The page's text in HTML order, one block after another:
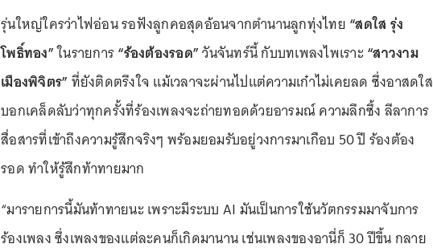
รุ่นใหญ่ใครว่าไฟอ่อน รอฟังลูกคอสุดอ้อนจากตำนานลูกทุ่งไทย “สดใส รุ่ง
โพธิ์ทอง”ในรายการ“ร้องต้องรอด”วันจันทร์นี้ กับบทเพลงไพเราะ“สาวงาม
เมืองพิจิตร” ที่ยังติดตรึงใจ แม้เวลาจะผ่านไปแต่ความเก๋าไม่เคยลด ซึ่งอาสดใส
บอกเคล็ดลับว่าทุกครั้งที่ร้องเพลงจะถ่ายทอดด้วยอารมณ์ ความลึกซึ้ง ลีลาการ
สื่อสารที่เข้าถึงความรู้สึกจริงๆ พร้อมยอมรับอยู่วงการมาเกือบ 50 ปี ร้องต้อง
รอด ทำให้รู้สึกท้าทายมาก
“มารายการนี้มันท้าทายนะ เพราะมีระบบ AI มันเป็นการใช้นวัตกรรมมาจับการ
ร้องเพลง ซึ่งเพลงของแต่ละคนก็เกิดมานาน เช่นเพลงของอานี่ก็ 30 ปีขึ้น กลาย